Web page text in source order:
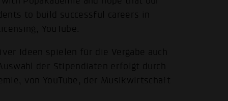
to build successful careers in
YouTube.
Ideen spielen für die Vergabe auch
der Stipendiaten erfolgt durch
von YouTube, der Musikwirtschaft